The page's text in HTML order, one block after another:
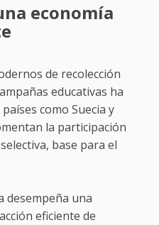
economía
de recolección
educativas ha
como Suecia y
la participación
base para el
desempeña una
eficiente de